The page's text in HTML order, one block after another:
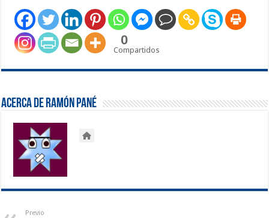
0
Compartidos
Acerca de Ramón Pané
Previo